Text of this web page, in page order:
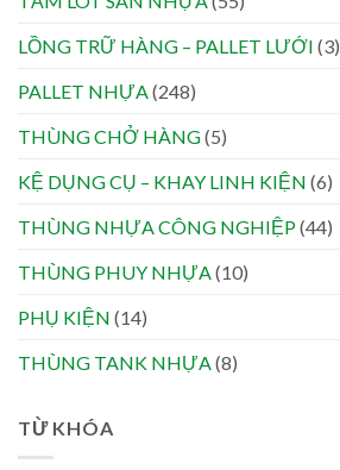
LỒNG TRỮ HÀNG – PALLET LƯỚI (3)
PALLET NHỰA(248)
THÙNG CHỞ HÀNG(5)
KỆ DỤNG CỤ – KHAY LINH KIỆN (6)
THÙNG NHỰA CÔNG NGHIỆP(44)
THÙNG PHUY NHỰA(10)
PHỤ KIỆN (14)
THÙNG TANK NHỰA(8)
TỪ KHÓA